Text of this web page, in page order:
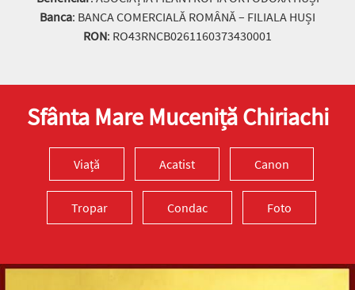
Banca: BANCA COMERCIALĂ ROMÂNĂ – FILIALA HUȘI
RON: RO43RNCB0261160373430001
Sfânta Mare Muceniță Chiriachi
Viață Acatist Canon
Tropar Condac Foto